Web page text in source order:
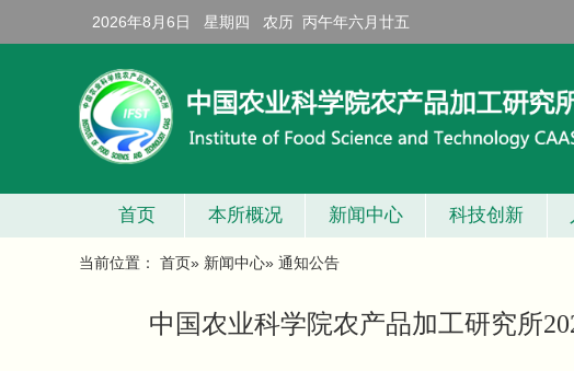
2026年8月6日 星期四 农历 丙午年六月廿五
首页 本所概况 新闻中心 科技创新
当前位置： 首页» 新闻中心» 通知公告
中国农业科学院农产品加工研究所